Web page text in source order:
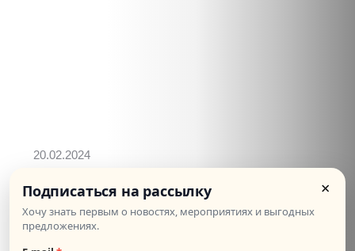
20.02.2024
Французский мастер-класс по портретной
фотосъёмке
×
Подписаться на рассылку
Хочу знать первым о новостях, мероприятиях и выгодных
предложениях.